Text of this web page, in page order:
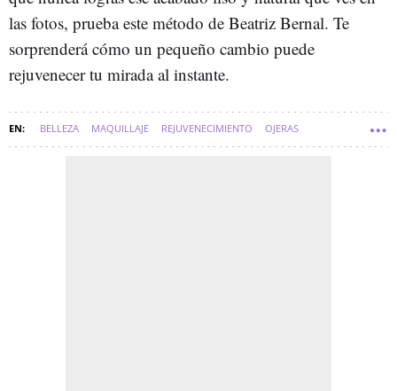
las fotos, prueba este método de Beatriz Bernal. Te
sorprenderá cómo un pequeño cambio puede
rejuvenecer tu mirada al instante.
BELLEZA MAQUILLAJE REJUVENECIMIENTO OJERAS